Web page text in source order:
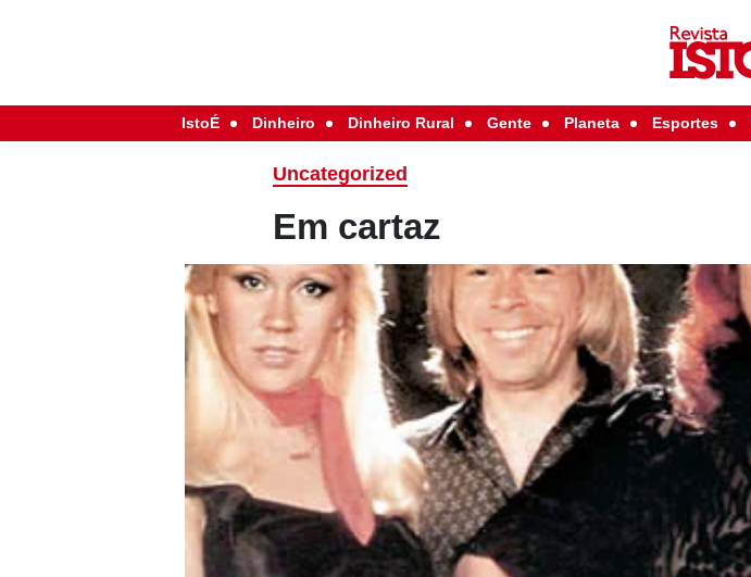
IstoÉ Dinheiro Dinheiro Rural Gente Planeta Esportes
Uncategorized
Em cartaz